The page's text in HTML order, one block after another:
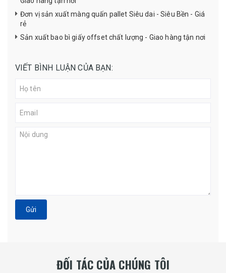
Đơn vị sản xuất màng quấn pallet Siêu dai - Siêu Bền - Giá
rẻ
Sản xuất bao bì giấy offset chất lượng - Giao hàng tận nơi
VIẾT BÌNH LUẬN CỦA BẠN:
Gửi
ĐỐI TÁC CỦA CHÚNG TÔI